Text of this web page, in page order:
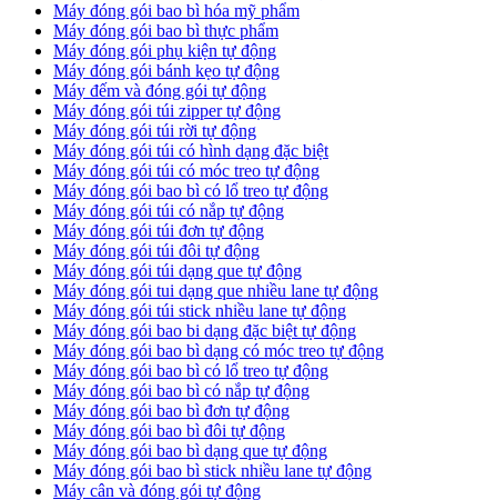
Máy đóng gói bao bì hóa mỹ phẩm
Máy đóng gói bao bì thực phẩm
Máy đóng gói phụ kiện tự động
Máy đóng gói bánh kẹo tự động
Máy đếm và đóng gói tự động
Máy đóng gói túi zipper tự động
Máy đóng gói túi rời tự động
Máy đóng gói túi có hình dạng đặc biệt
Máy đóng gói túi có móc treo tự động
Máy đóng gói bao bì có lổ treo tự động
Máy đóng gói túi có nắp tự động
Máy đóng gói túi đơn tự động
Máy đóng gói túi đôi tự động
Máy đóng gói túi dạng que tự động
Máy đóng gói tui dạng que nhiều lane tự động
Máy đóng gói túi stick nhiều lane tự động
Máy đóng gói bao bi dạng đặc biệt tự động
Máy đóng gói bao bì dạng có móc treo tự động
Máy đóng gói bao bì có lổ treo tự động
Máy đóng gói bao bì có nắp tự động
Máy đóng gói bao bì đơn tự động
Máy đóng gói bao bì đôi tự động
Máy đóng gói bao bì dạng que tự động
Máy đóng gói bao bì stick nhiều lane tự động
Máy cân và đóng gói tự động